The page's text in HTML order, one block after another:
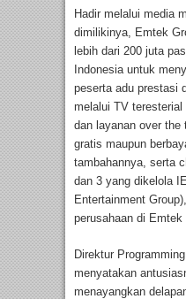
Hadir melalui media
dimilikinya, Emtek
lebih dari 200 juta
Indonesia untuk
peserta adu prestasi
melalui TV teresterial
dan layanan over the
gratis maupun
tambahannya, serta
dan 3 yang dikelola
Entertainment
perusahaan di Emtek
Direktur
menyatakan
menayangkan